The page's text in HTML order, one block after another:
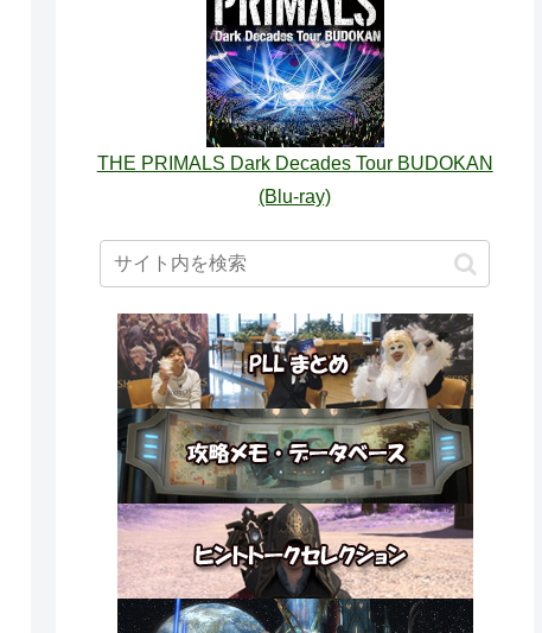
THE PRIMALS Dark Decades Tour BUDOKAN
(Blu-ray)